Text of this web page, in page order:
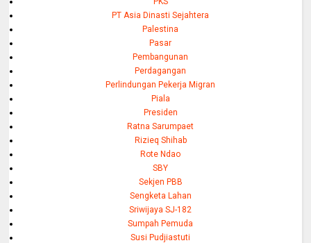
PT Asia Dinasti Sejahtera
Palestina
Pasar
Pembangunan
Perdagangan
Perlindungan Pekerja Migran
Piala
Presiden
Ratna Sarumpaet
Rizieq Shihab
Rote Ndao
SBY
Sekjen PBB
Sengketa Lahan
Sriwijaya SJ-182
Sumpah Pemuda
Susi Pudjiastuti